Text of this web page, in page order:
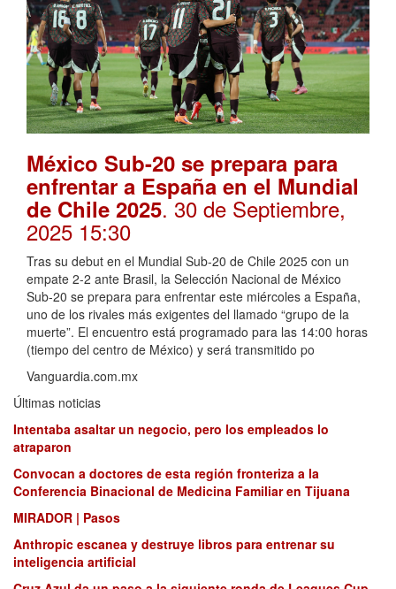
México Sub-20 se prepara para
enfrentar a España en el Mundial
de Chile 2025. 30 de Septiembre,
2025 15:30
Tras su debut en el Mundial Sub-20 de Chile 2025 con un
empate 2-2 ante Brasil, la Selección Nacional de México
Sub-20 se prepara para enfrentar este miércoles a España,
uno de los rivales más exigentes del llamado “grupo de la
muerte”. El encuentro está programado para las 14:00 horas
(tiempo del centro de México) y será transmitido po
Vanguardia.com.mx
Últimas noticias
Intentaba asaltar un negocio, pero los empleados lo
atraparon
Convocan a doctores de esta región fronteriza a la
Conferencia Binacional de Medicina Familiar en Tijuana
MIRADOR | Pasos
Anthropic escanea y destruye libros para entrenar su
inteligencia artificial